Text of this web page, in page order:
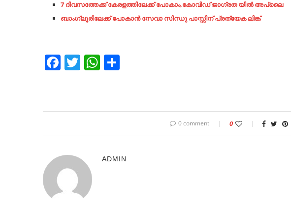
7 ദിവസത്തേക്ക് കേരളത്തിലേക്ക് പോകാം,കോവിഡ് ജാഗ്രത യിൽ അപ്ലൈ
ബാംഗ്ലൂരിലേക്ക് പോകാൻ സേവാ സിന്ധു പാസ്സിന് പ്രത്യേക ലിങ്ക്
Facebook
TwitterWhatsApp
0 comment 0
ADMIN